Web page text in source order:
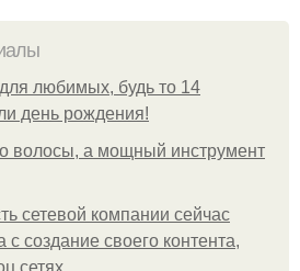
любимых, будь то 14
день рождения!
волосы, а мощный инструмент
сетевой компании сейчас
создание своего контента,
сетях.